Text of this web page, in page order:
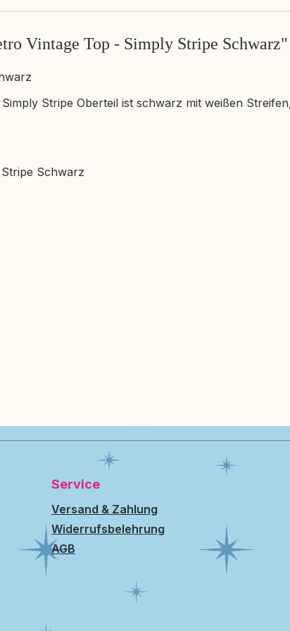
Vintage Top - Simply Stripe Schwarz"
Stripe Oberteil ist schwarz mit weißen
Schwarz
Service
Versand & Zahlung
Widerrufsbelehrung
AGB